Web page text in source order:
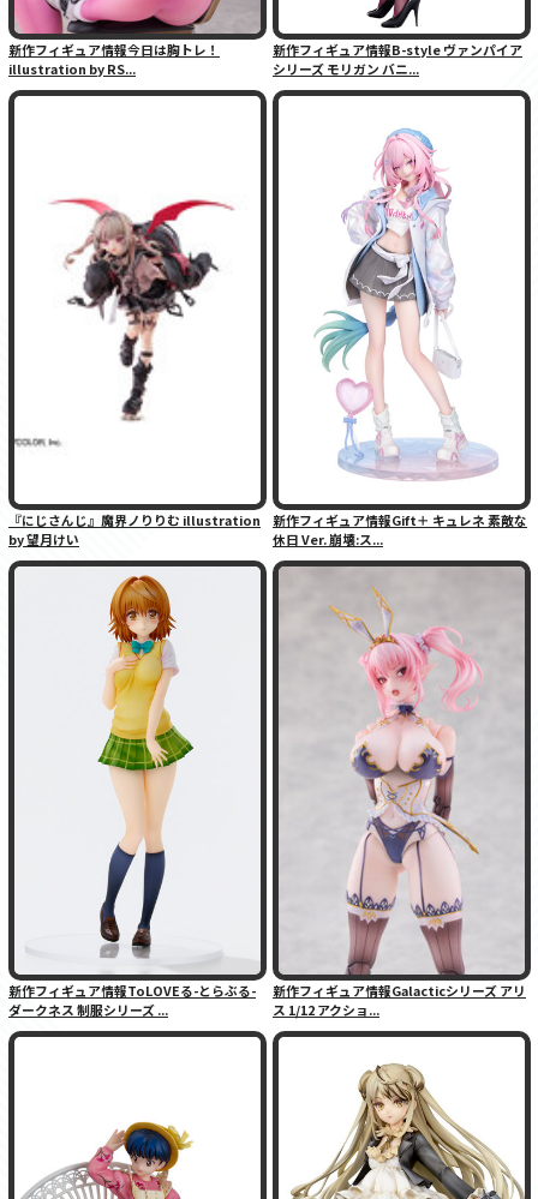
新作フィギュア情報今日は胸トレ！
illustration by RS...
新作フィギュア情報B-style ヴァンパイア
シリーズ モリガン バニ...
『にじさんじ』魔界ノりりむ illustration
by 望月けい
新作フィギュア情報Gift＋ キュレネ 素敵な
休日 Ver. 崩壊:ス...
新作フィギュア情報ToLOVEる-とらぶる-
ダークネス 制服シリーズ ...
新作フィギュア情報Galacticシリーズ アリ
ス 1/12 アクショ...